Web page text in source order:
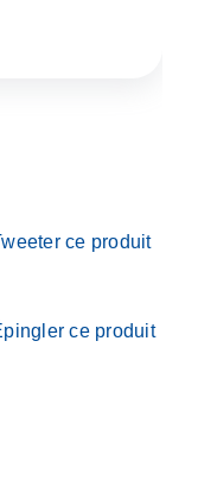
ce produit
ce produit